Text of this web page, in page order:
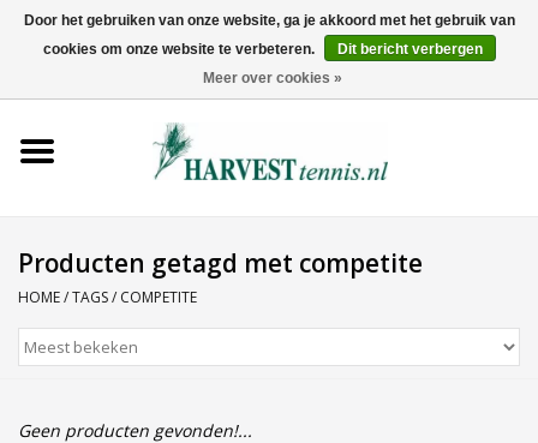
0 Artikelen - €0,00
Tenniskleding
Producten getagd met competite
HOME/TAGS/ COMPETITE
Geen producten gevonden!...
Door het gebruiken van onze website, ga je akkoord met het gebruik van
cookies om onze website te verbeteren.
Dit bericht verbergen
Meer over cookies »